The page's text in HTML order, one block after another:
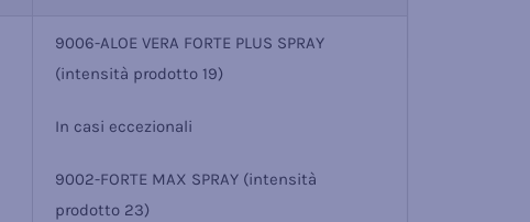
9006-ALOE VERA FORTE PLUS SPRAY
(intensità prodotto 19)
In casi eccezionali
9002-FORTE MAX SPRAY (intensità
prodotto 23)